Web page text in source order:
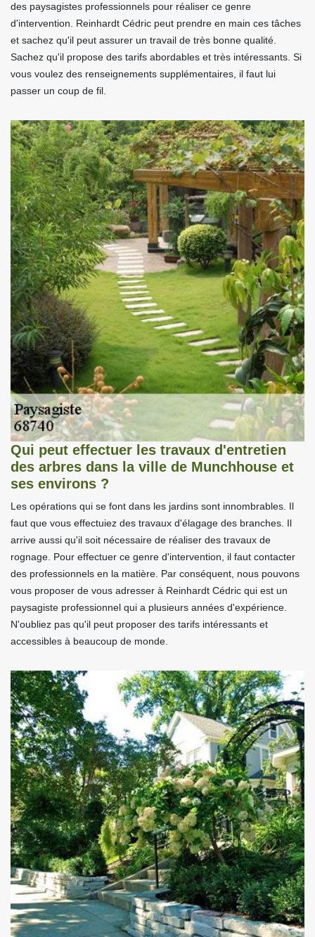
des paysagistes professionnels pour réaliser ce genre
d'intervention. Reinhardt Cédric peut prendre en main ces tâches
et sachez qu'il peut assurer un travail de très bonne qualité.
Sachez qu'il propose des tarifs abordables et très intéressants. Si
vous voulez des renseignements supplémentaires, il faut lui
passer un coup de fil.
Qui peut effectuer les travaux d'entretien
des arbres dans la ville de Munchhouse et
ses environs ?
Les opérations qui se font dans les jardins sont innombrables. Il
faut que vous effectuiez des travaux d'élagage des branches. Il
arrive aussi qu'il soit nécessaire de réaliser des travaux de
rognage. Pour effectuer ce genre d'intervention, il faut contacter
des professionnels en la matière. Par conséquent, nous pouvons
vous proposer de vous adresser à Reinhardt Cédric qui est un
paysagiste professionnel qui a plusieurs années d'expérience.
N'oubliez pas qu'il peut proposer des tarifs intéressants et
accessibles à beaucoup de monde.